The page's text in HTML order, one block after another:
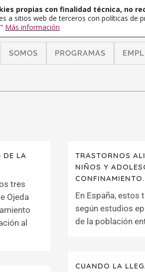
SOMOS PROGRAMAS
DE LA
tres
Ojeda
al
TRASTORNOS
NIÑOS Y
CONFINAMIENTO.
En España, estos
según estudios
de la población
CUANDO LA
propias con finalidad técnica, no
a sitios web de terceros con políticas de
Más información